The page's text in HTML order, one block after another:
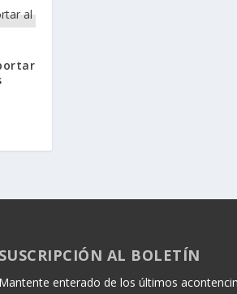
SUSCRIPCIÓN AL BOLETÍN
Mantente enterado de los últimos